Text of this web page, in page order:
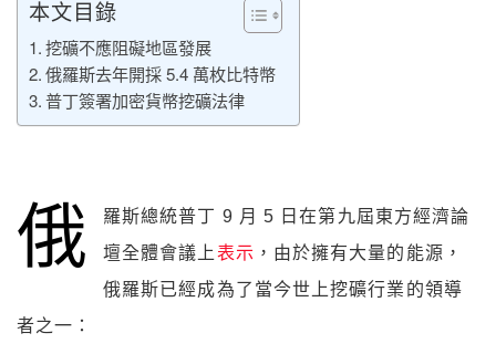
本文目錄
挖礦不應阻礙地區發展
俄羅斯去年開採 5.4 萬枚比特幣
普丁簽署加密貨幣挖礦法律
俄
羅斯總統普丁 9 月 5 日在第九屆東方經濟論
壇全體會議上 表示 ，由於擁有大量的能源，
俄羅斯已經成為了當今世上挖礦行業的領導
者之一：